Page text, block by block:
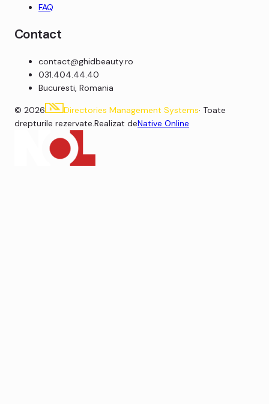
FAQ
Contact
contact@ghidbeauty.ro
031.404.44.40
Bucuresti, Romania
© 2026 Directories Management Systems· Toate
drepturile rezervate.Realizat deNative Online